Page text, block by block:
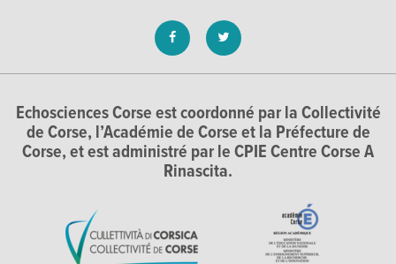
Echosciences Corse est coordonné par la Collectivité
de Corse, l’Académie de Corse et la Préfecture de
Corse, et est administré par le CPIE Centre Corse A
Rinascita.